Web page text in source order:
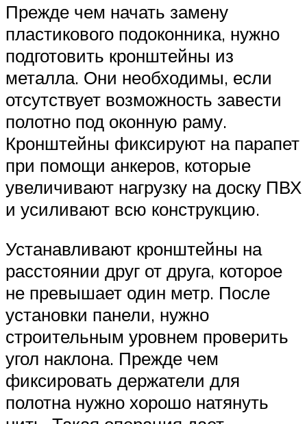
Прежде чем начать замену
пластикового подоконника, нужно
подготовить кронштейны из
металла. Они необходимы, если
отсутствует возможность завести
полотно под оконную раму.
Кронштейны фиксируют на парапет
при помощи анкеров, которые
увеличивают нагрузку на доску ПВХ
и усиливают всю конструкцию.
Устанавливают кронштейны на
расстоянии друг от друга, которое
не превышает один метр. После
установки панели, нужно
строительным уровнем проверить
угол наклона. Прежде чем
фиксировать держатели для
полотна нужно хорошо натянуть